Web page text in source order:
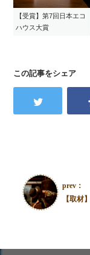
【受賞】第7回日本エコ
ハウス大賞
この記事をシェア
prev：
【取材